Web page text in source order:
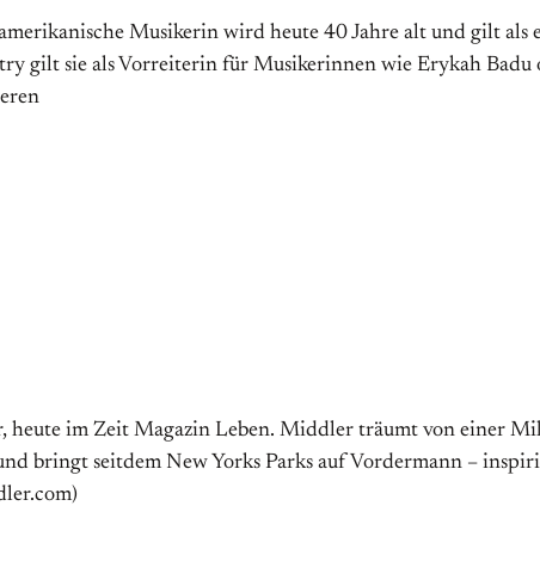
Musikerin wird heute 40 Jahre alt und gilt
gilt sie als Vorreiterin für Musikerinnen wie Erykah Badu
heute im Zeit Magazin Leben. Middler träumt von einer
bringt seitdem New Yorks Parks auf Vordermann –